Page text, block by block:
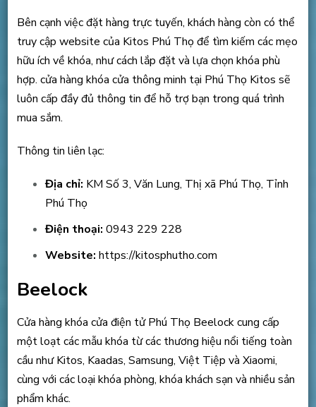
Bên cạnh việc đặt hàng trực tuyến, khách hàng còn có thể
truy cập website của Kitos Phú Thọ để tìm kiếm các mẹo
hữu ích về khóa, như cách lắp đặt và lựa chọn khóa phù
hợp. cửa hàng khóa cửa thông minh tại Phú Thọ Kitos sẽ
luôn cấp đầy đủ thông tin để hỗ trợ bạn trong quá trình
mua sắm.
Thông tin liên lạc:
Địa chỉ: KM Số 3, Văn Lung, Thị xã Phú Thọ, Tỉnh
Phú Thọ
Điện thoại: 0943 229 228
Website: https://kitosphutho.com
Beelock
Cửa hàng khóa cửa điện tử Phú Thọ Beelock cung cấp
một loạt các mẫu khóa từ các thương hiệu nổi tiếng toàn
cầu như Kitos, Kaadas, Samsung, Việt Tiệp và Xiaomi,
cùng với các loại khóa phòng, khóa khách sạn và nhiều sản
phẩm khác.